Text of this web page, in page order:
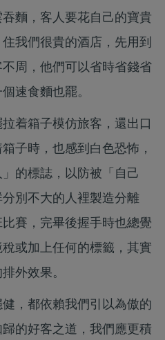
麵，客人要花自己的寶貴
我們很貴的酒店，先用到
周，他們可以省時省錢省
速食麵也罷。
着箱子模仿旅客，還出口
子時，也感到白色恐怖，
的標誌，以防被「自己
別不大的人裡製造分離
賽，完畢後握手時也總覺
或加上任何的標籤，其實
外效果。
，都依賴我們引以為傲的
的好客之道，我們應更積